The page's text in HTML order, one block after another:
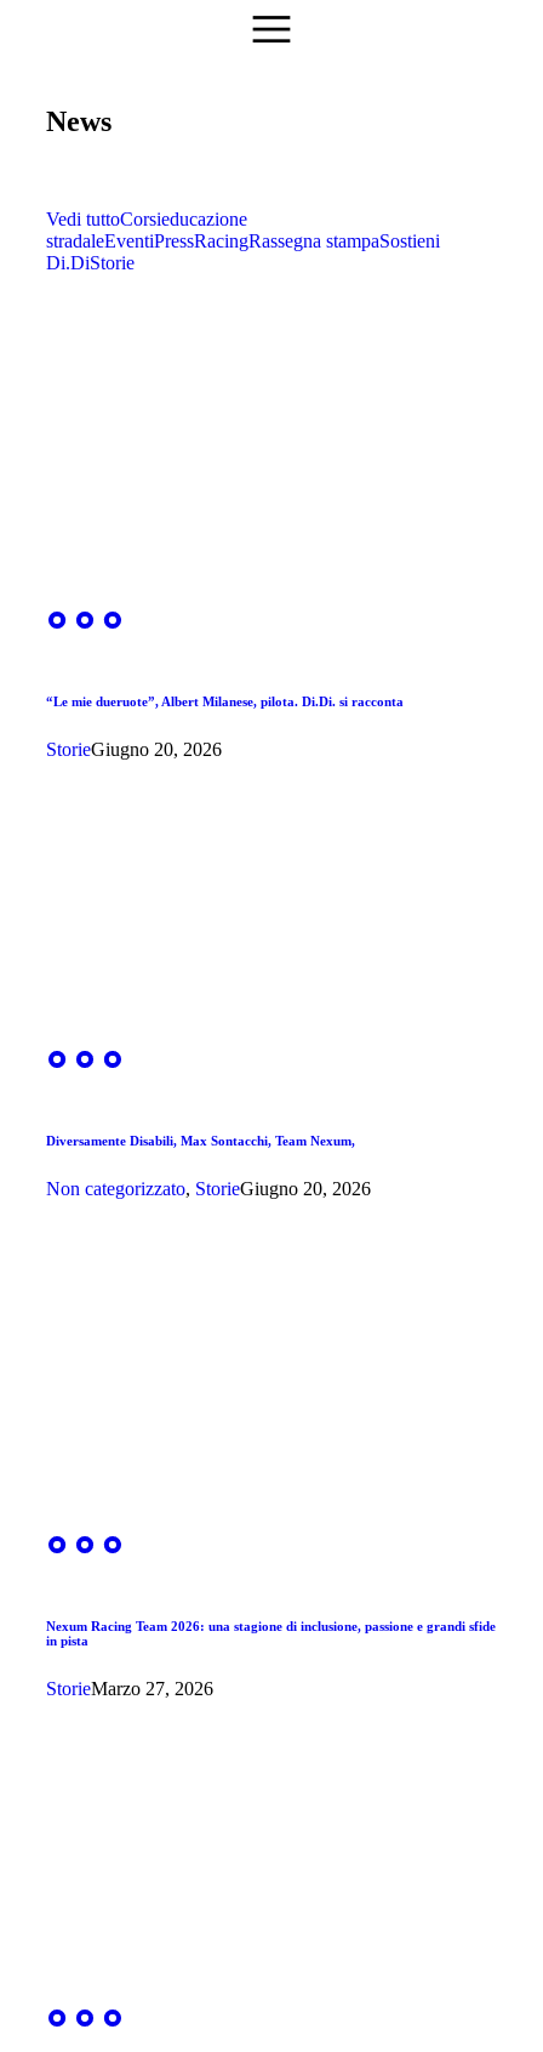
News
Vedi tuttoCorsieducazione
stradaleEventiPressRacingRassegna stampaSostieni
Di.DiStorie
“Le mie dueruote”, Albert Milanese, pilota. Di.Di. si racconta
StorieGiugno 20, 2026
Diversamente Disabili, Max Sontacchi, Team Nexum,
Non categorizzato, StorieGiugno 20, 2026
Nexum Racing Team 2026: una stagione di inclusione, passione e grandi sfide
in pista
StorieMarzo 27, 2026